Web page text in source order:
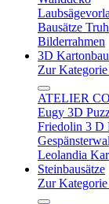
Bausätze
Bilderrahmen
3D
Zur
ATELIER
Eugy 3D
Friedolin 3 D
Leolandia
Steinbausätze
Zur Kategorie